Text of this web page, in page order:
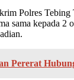
Polres
sama kepada
Pererat